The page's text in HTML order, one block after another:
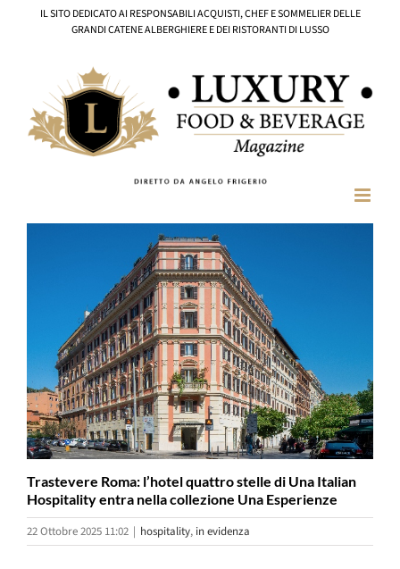
IL SITO DEDICATO AI RESPONSABILI ACQUISTI, CHEF E SOMMELIER DELLE
GRANDI CATENE ALBERGHIERE E DEI RISTORANTI DI LUSSO
Trastevere Roma: l’hotel quattro stelle di Una Italian
Hospitality entra nella collezione Una Esperienze
22 Ottobre 2025 11:02 | hospitality, in evidenza